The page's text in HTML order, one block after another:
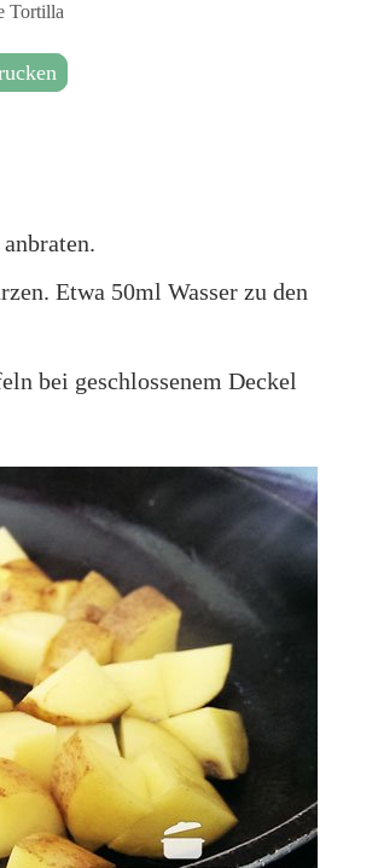
Tortilla
Etwa 50ml Wasser zu den
bei geschlossenem Deckel